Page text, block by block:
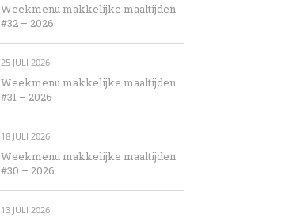
Weekmenu makkelijke maaltijden
#32 – 2026
25 JULI 2026
Weekmenu makkelijke maaltijden
#31 – 2026
18 JULI 2026
Weekmenu makkelijke maaltijden
#30 – 2026
13 JULI 2026